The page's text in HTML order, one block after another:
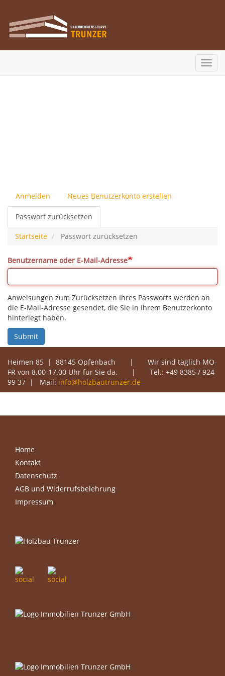
Direkt
zum
Primäre
Reiter
Anmelden Neues Benutzerkonto erstellen
Passwort zurücksetzen
Reiter)
Startseite
Passwort zurücksetzen
Benutzername oder E-Mail-Adresse
Anweisungen zum Zurücksetzen Ihres Passworts werden an
die E-Mail-Adresse gesendet, die Sie in Ihrem Benutzerkonto
hinterlegt haben.
Submit
Heimen 85 | 88145 Opfenbach | Wir sind täglich MO-
FR von 8.00-17.00 Uhr für Sie da. | Tel.: +49 8385 / 924
99 37 | Mail: info@holzbautrunzer.de
Footer
menu
Home
Kontakt
Datenschutz
AGB und Widerrufsbelehrung
Impressum